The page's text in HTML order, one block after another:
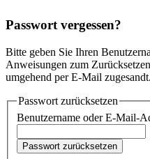
Passwort vergessen?
Bitte geben Sie Ihren
Anweisungen zum
umgehend per E-Mail zugesandt.
Passwort zurücksetzen
Benutzername oder E-Mail-